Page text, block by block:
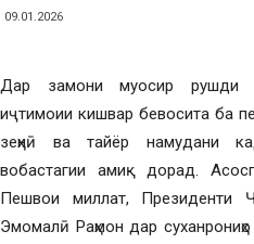
09.01.2026
Дар замони муосир рушди
иҷтимоии кишвар бевосита ба
зеҳнӣ ва тайёр намудани
вобастагии амиқ дорад.
Пешвои миллат, Президенти
Эмомалӣ Раҳмон дар